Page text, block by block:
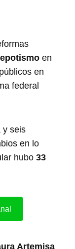
en
en
federal
y seis
en lo
hubo33
Artemisa